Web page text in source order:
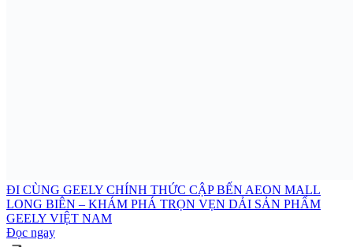
ĐI CÙNG GEELY CHÍNH THỨC CẬP BẾN AEON MALL
LONG BIÊN – KHÁM PHÁ TRỌN VẸN DẢI SẢN PHẨM
GEELY VIỆT NAM
Đọc ngay